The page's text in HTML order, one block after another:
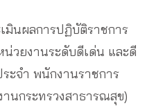
มินผลการปฏิบัติราชการ
วยงานระดับดีเด่น และดี
ะจำ พนักงานราชการ
นกระทรวงสาธารณสุข)